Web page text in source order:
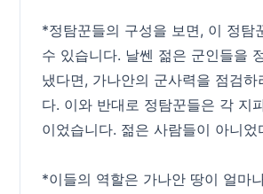
*정탐꾼들의 구성을 보면, 이 정탐
수 있습니다. 날쎈 젊은 군인들을
냈다면, 가나안의 군사력을 점검하
다. 이와 반대로 정탐꾼들은 각 지
이었습니다. 젊은 사람들이 아니었
*이들의 역할은 가나안 땅이 얼마